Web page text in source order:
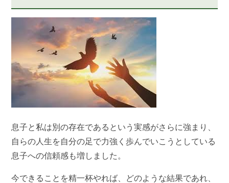
息子と私は別の存在であるという実感がさらに強まり、
自らの人生を自分の足で力強く歩んでいこうとしている
息子への信頼感も増しました。
今できることを精一杯やれば、どのような結果であれ、